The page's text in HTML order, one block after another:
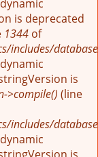
is deprecated
1344 of
includes/
is
>compile() (line
includes/